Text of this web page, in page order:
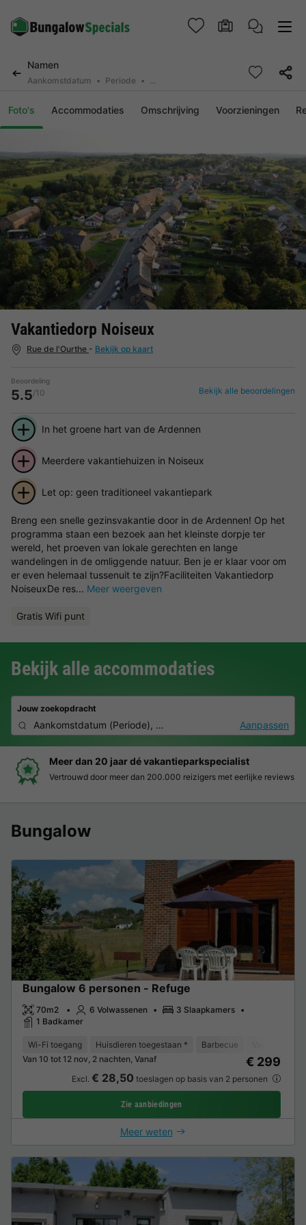
Namen
Aankomstdatum Periode 2 personen, 0 huisdier
Foto's Accommodaties Omschrijving Voorzieningen
Vakantiedorp Noiseux
Rue de l'Ourthe - Bekijk op kaart
Beoordeling
5.5/10 Bekijk alle beoordelingen
In het groene hart van de Ardennen
Meerdere vakantiehuizen in Noiseux
Let op: geen traditioneel vakantiepark
Breng een snelle gezinsvakantie door in de Ardennen! Op het
programma staan een bezoek aan het kleinste dorpje ter
wereld, het proeven van lokale gerechten en lange
wandelingen in de omliggende natuur. Ben je er klaar voor om
er even helemaal tussenuit te zijn?Faciliteiten Vakantiedorp
NoiseuxDe res... Meer weergeven
Gratis Wifi punt
Bekijk alle accommodaties
Jouw zoekopdracht
Aankomstdatum (Periode), 2 personen, 0 huisdierAanpassen
Boek eenvoudig en zonder stress
Duidelijke prijzen, moeiteloos boeken en veilige betaalomgeving
Bungalow
Bungalow 6 personen - Refuge
70m2 6 Volwassenen
3 Slaapkamers
1 Badkamer
Wi-Fi toegang Huisdieren toegestaan * Barbecue
Van 10 tot 12 nov, 2 nachten, Vanaf
€ 299
Excl. € 28,50 toeslagen op basis van 2 personen
Zie aanbiedingen
Meer weten